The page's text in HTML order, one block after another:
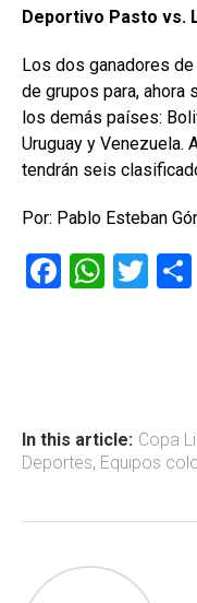
Deportivo Pasto vs.
Los dos ganadores
de grupos para, ahora
los demás países:
Uruguay y Venezuela.
tendrán seis
Por: Pablo Esteban
F
ok
W
p
p
T
In this article: Copa
Deportes, Equipos